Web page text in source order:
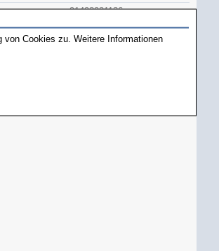
91493921136
91493993876
91495009072
von Cookies zu. Weitere Informationen